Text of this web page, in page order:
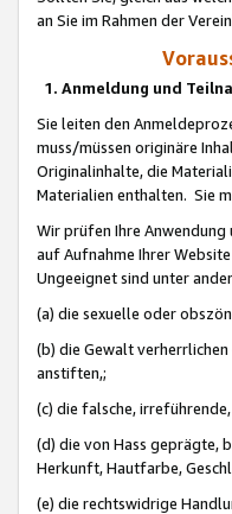
an Sie im Rahmen der
1. Anmeldung und
Sie leiten den
muss/müssen originäre
Originalinhalte, die
Materialien enthalten. Sie
Wir prüfen Ihre Anwendung
auf Aufnahme Ihrer
Ungeeignet sind unter
(a) die sexuelle oder
(b) die Gewalt
anstiften,;
(c) die falsche,
(d) die von Hass geprägte,
Herkunft, Hautfarbe,
(e) die rechtswidrige